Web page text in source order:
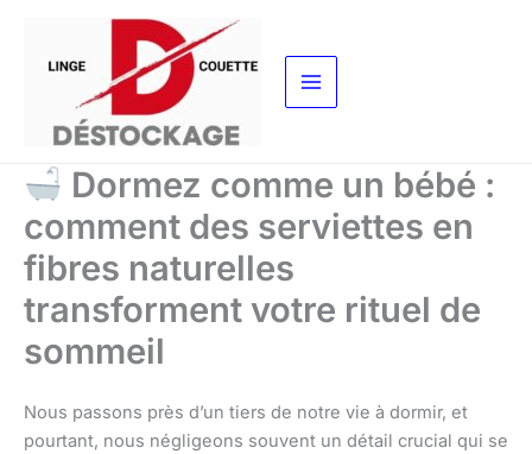
contenu
Dormez comme un bébé :
comment des serviettes en
fibres naturelles
transforment votre rituel de
sommeil
Nous passons près d’un tiers de notre vie à dormir, et
pourtant, nous négligeons souvent un détail crucial qui se